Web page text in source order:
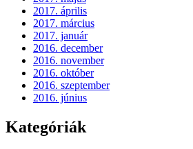
2017. április
2017. március
2017. január
2016. december
2016. november
2016. október
2016. szeptember
2016. június
Kategóriák